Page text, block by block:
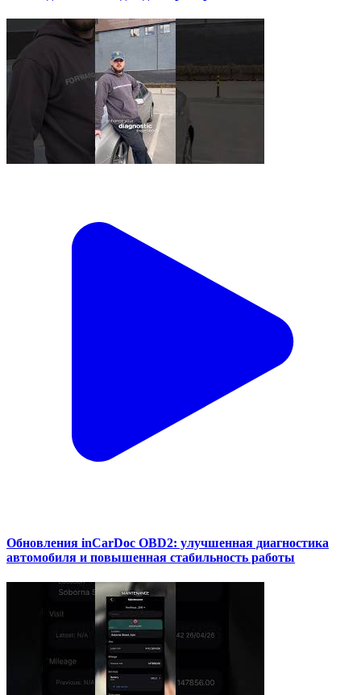
Обновления inCarDoc OBD2: улучшенная диагностика
автомобиля и повышенная стабильность работы